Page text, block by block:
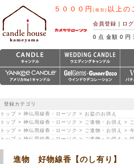
５０００円 (税別) 以上の
会員登録 ｜ ロ
0 点 金額 0 円
登録カテゴリ
トップ > 神仏用線香・ローソク > お盆のお供え
トップ > 神仏用線香・ローソク > ご進物・お供え
トップ > 神仏用線香・ローソク > ご進物・お供え >
トップ > 神仏用線香・ローソク > ご進物・お供え >
進物 好物線香【のし有り】